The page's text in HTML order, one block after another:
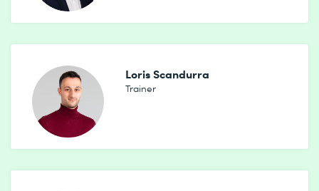
Loris Scandurra
Trainer